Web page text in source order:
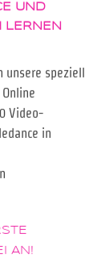
UND
LERNEN
speziell
Video-
in
AN!